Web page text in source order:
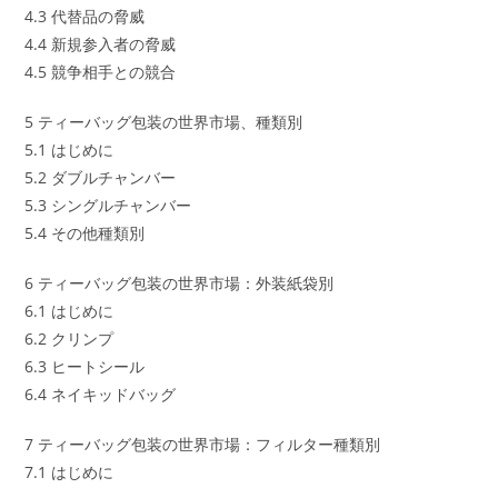
4.3 代替品の脅威
4.4 新規参入者の脅威
4.5 競争相手との競合
5 ティーバッグ包装の世界市場、種類別
5.1 はじめに
5.2 ダブルチャンバー
5.3 シングルチャンバー
5.4 その他種類別
6 ティーバッグ包装の世界市場：外装紙袋別
6.1 はじめに
6.2 クリンプ
6.3 ヒートシール
6.4 ネイキッドバッグ
7 ティーバッグ包装の世界市場：フィルター種類別
7.1 はじめに